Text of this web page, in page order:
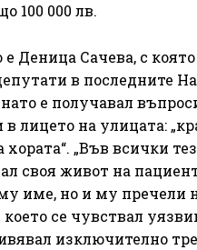
100 000 лв.
е Деница Сачева, с
в последните
е получавал
лицето на улицата:
„Във всички
своя живот на
име, но и му пречели
което се чувствал
изключително